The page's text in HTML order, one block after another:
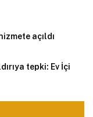
açıldı
tepki: Ev İçi